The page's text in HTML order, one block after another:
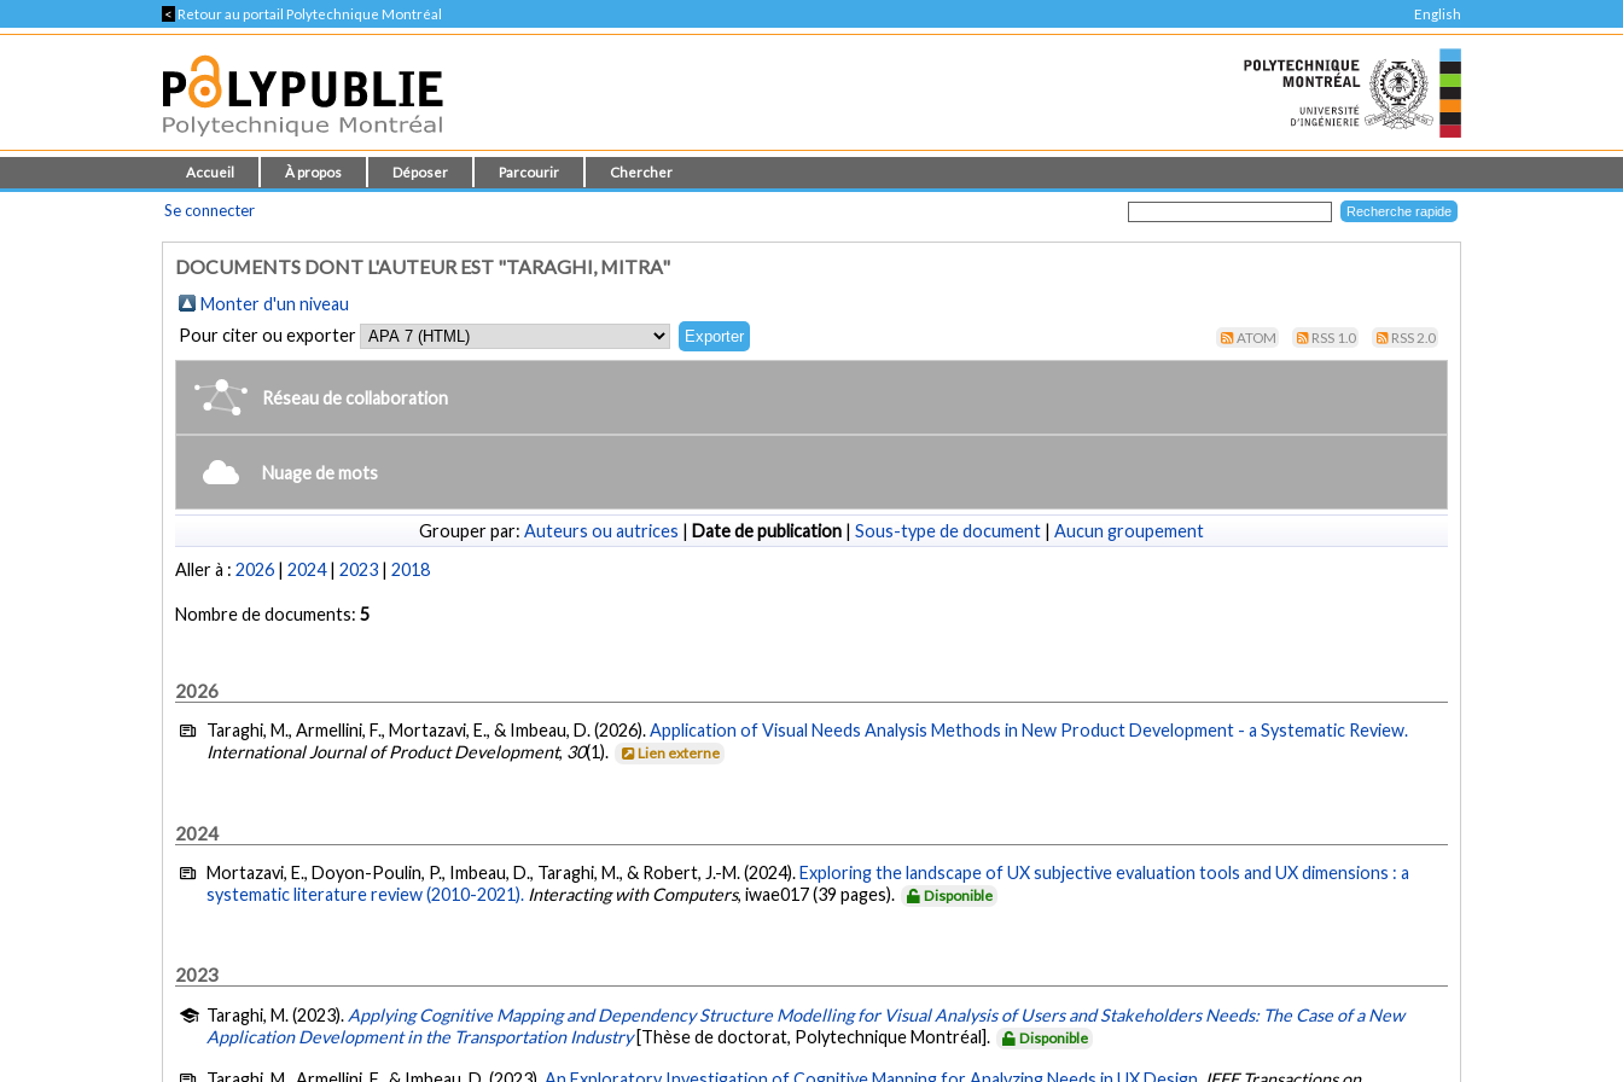
< Retour au portail Polytechnique Montréal English
Accueil À propos Déposer Parcourir Chercher
Se connecter
DOCUMENTS DONT L'AUTEUR EST "TARAGHI, MITRA"
Monter d'un niveau
Pour citer ou exporter
ATOM RSS 1.0 RSS 2.0
Réseau de collaboration
Nuage de mots
Grouper par: Auteurs ou autrices | Date de publication | Sous-type de document | Aucun groupement
Aller à :2026 |2024|2023 |2018
Nombre de documents:5
2026
Taraghi, M., Armellini, F., Mortazavi, E., & Imbeau, D. (2026).Application of Visual Needs Analysis Methods in New Product Development - a Systematic Review.
International Journal of Product Development, 30(1). Lien externe
2024
Mortazavi, E., Doyon-Poulin, P., Imbeau, D., Taraghi, M., & Robert, J.-M. (2024).Exploring the landscape of UX subjective evaluation tools and UX dimensions : a
systematic literature review (2010-2021). Interacting with Computers, iwae017 (39 pages). Disponible
2023
Taraghi, M. (2023). Applying Cognitive Mapping and Dependency Structure Modelling for Visual Analysis of Users and Stakeholders Needs: The Case of a New
Application Development in the Transportation Industry [Thèse de doctorat, Polytechnique Montréal]. Disponible